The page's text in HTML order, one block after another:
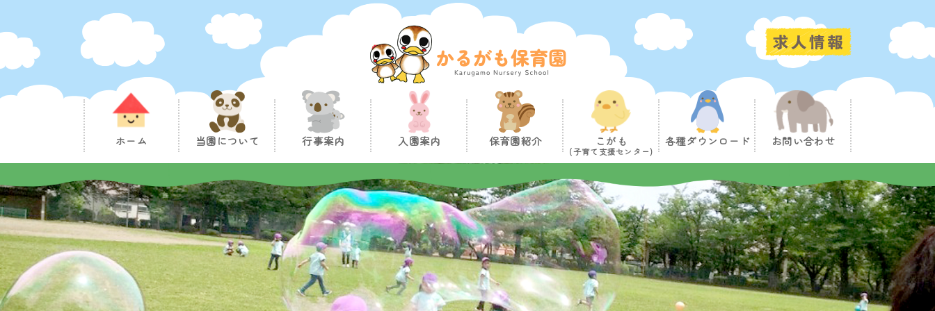
ホーム 当園について 行事案内 入園案内 保育園紹介 こがも
(子育て支援センター)
各種ダウンロード お問い合わせ